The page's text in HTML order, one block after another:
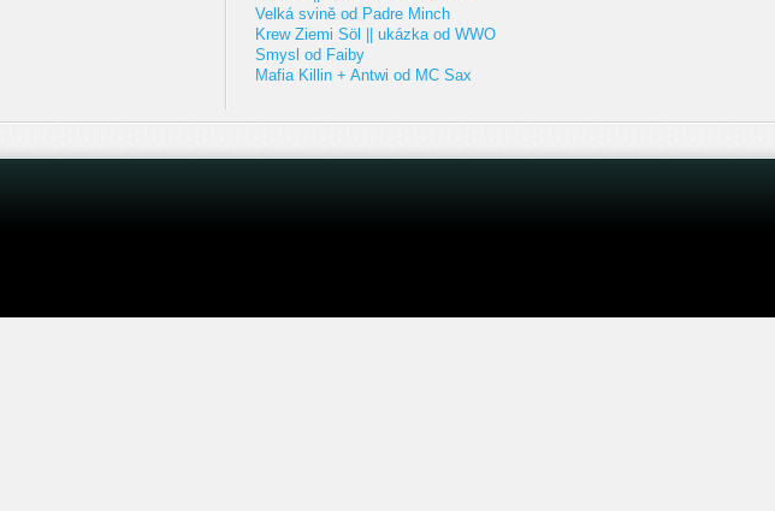
Velká svině od Padre Minch
Krew Ziemi Söl || ukázka od WWO
Smysl od Faiby
Mafia Killin + Antwi od MC Sax